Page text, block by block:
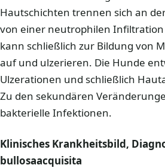
Hautschichten trennen sich an
von einer neutrophilen
kann schließlich zur Bildung von
auf und ulzerieren. Die Hunde
Ulzerationen und schließlich
Zu den sekundären
bakterielle Infektionen.
Klinisches Krankheitsbild,
bullosaacquisita